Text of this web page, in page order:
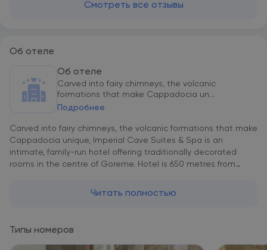
Смотреть все отзывы
Об отеле
Об отеле
Carved into fairy chimneys, the volcanic
formations that make Cappadocia un...
Подробнее
Carved into fairy chimneys, the volcanic formations that make
Cappadocia unique, Imperial Cave Suites & Spa is an
intimate, family-run hotel offering traditionally decorated
rooms in the centre of Goreme. Hotel is 650 metres from
Park – a UNESCO World Heritage Site – offers a glimpse of
rooms cool in the summer and warm in the winter. Some
rooms offer hot tub, spa bath, hydro-massage shower or
Читать полностью
Типы номеров